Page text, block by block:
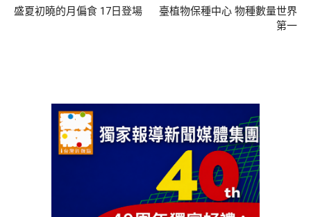
盛夏初曉的月偏食 17日登場
臺植物保種中心 物種數量世界
第一